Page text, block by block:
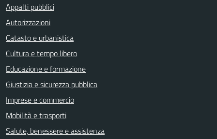
Appalti pubblici
Autorizzazioni
Catasto e urbanistica
Cultura e tempo libero
Educazione e formazione
Giustizia e sicurezza pubblica
Imprese e commercio
Mobilità e trasporti
Salute, benessere e assistenza